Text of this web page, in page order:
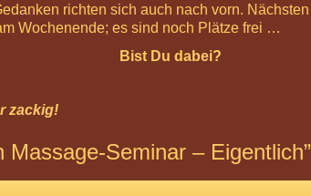
richten sich auch nach vorn.
Wochenende; es sind noch Plätze frei …
Bist Du dabei?
zackig!
Massage-Seminar – Eigentlich”